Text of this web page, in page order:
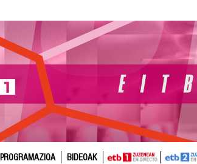
PROGRAMAZIOA BIDEOAK